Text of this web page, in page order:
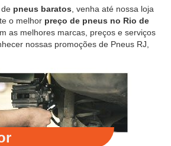
pneus baratos , venha até nossa loja
o melhor preço de pneus no Rio de
as melhores marcas, preços e serviços
nossas promoções de Pneus RJ,